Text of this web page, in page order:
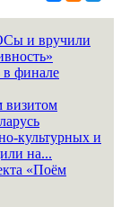
и вручили
в финале
визитом
культурных и
на...
«Поём